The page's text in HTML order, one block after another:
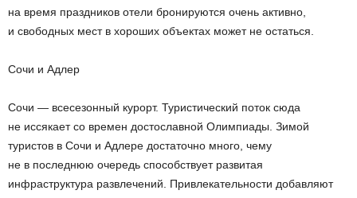
на время праздников отели бронируются очень активно,
и свободных мест в хороших объектах может не остаться.
Сочи и Адлер
Сочи — всесезонный курорт. Туристический поток сюда
не иссякает со времен достославной Олимпиады. Зимой
туристов в Сочи и Адлере достаточно много, чему
не в последнюю очередь способствует развитая
инфраструктура развлечений. Привлекательности добавляют